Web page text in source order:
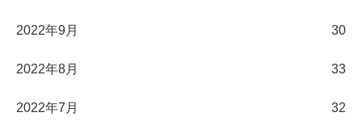
2022年9月 30
2022年8月 33
2022年7月 32